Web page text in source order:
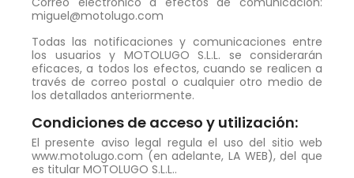
miguel@motolugo.com
Todas las notificaciones y comunicaciones entre
los usuarios y MOTOLUGO S.L.L. se considerarán
eficaces, a todos los efectos, cuando se realicen a
través de correo postal o cualquier otro medio de
los detallados anteriormente.
Condiciones de acceso y utilización:
El presente aviso legal regula el uso del sitio web
www.motolugo.com (en adelante, LA WEB), del que
es titular MOTOLUGO S.L.L..